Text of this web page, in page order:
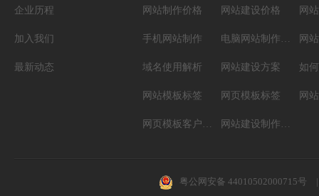
企业历程
加入我们
最新动态
网站制作价格 网站建设价格 网
手机网站制作 电脑网站制作设计 网
域名使用解析 网站建设方案 如
网站模板标签 网页模板标签
网页模板客户案例 网站建设制作知识
粤公网安备 44010502000715号 |